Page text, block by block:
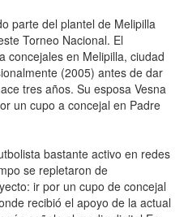
parte del plantel de Melipilla
Torneo Nacional. El
concejales en Melipilla, ciudad
(2005) antes de dar
tres años. Su esposa Vesna
un cupo a concejal en Padre
bastante activo en redes
se repletaron de
ir por un cupo de concejal
recibió el apoyo de la actual